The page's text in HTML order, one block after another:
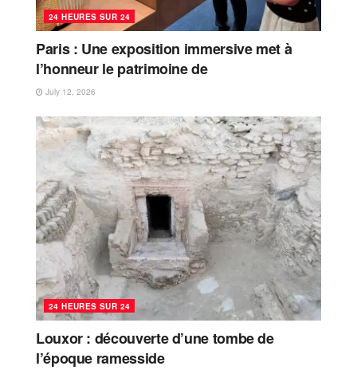
24 HEURES SUR 24
Paris : Une exposition immersive met à
l’honneur le patrimoine de
July 12, 2026
24 HEURES SUR 24
Louxor : découverte d’une tombe de
l’époque ramesside